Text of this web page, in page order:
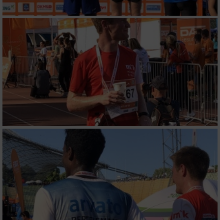
von Werbeanzeigen
Erstellung von Profilen für personalisierte
Werbung
Verwendung von Profilen zur Auswahl
personalisierter Werbung
Erstellung von Profilen zur Personalisierung
von Inhalten
Verwendung von Profilen zur Auswahl
personalisierter Inhalte
Messung der Werbeleistung
Messung der Performance von Inhalten
Analyse von Zielgruppen durch Statistiken
oder Kombinationen von Daten aus